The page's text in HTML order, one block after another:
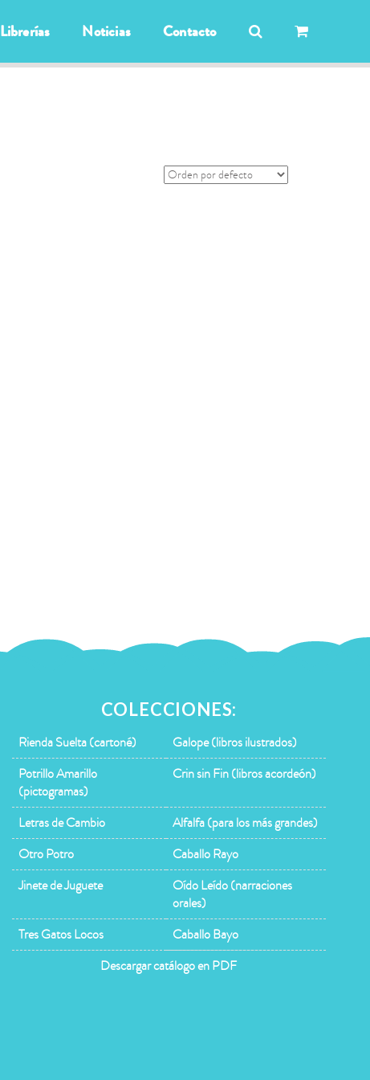
Librerías Noticias Contacto
COLECCIONES:
Rienda Suelta (cartoné)
Galope (libros ilustrados)
Potrillo Amarillo
(pictogramas)
Crin sin Fin (libros acordeón)
Letras de Cambio
Alfalfa (para los más grandes)
Otro Potro
Caballo Rayo
Jinete de Juguete
Oído Leído (narraciones
orales)
Tres Gatos Locos
Caballo Bayo
Descargar catálogo en PDF